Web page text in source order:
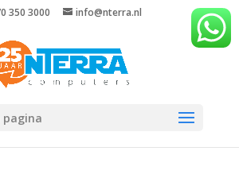
350 3000 info@nterra.nl
pagina